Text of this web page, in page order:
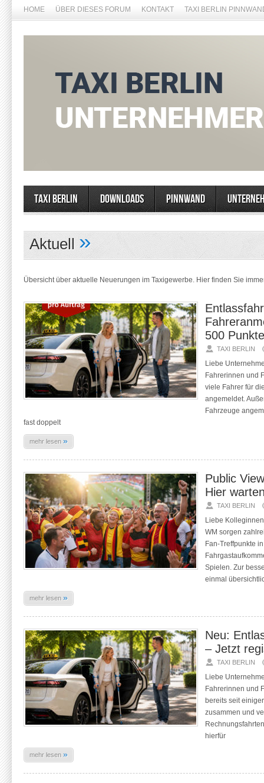
HOME ÜBER DIESES FORUM KONTAKT TAXI BERLIN
Taxi Berlin Downloads Pinnwand
Aktuell »
Übersicht über aktuelle Neuerungen im Taxigewerbe. Hier finden Sie
500
TAXI BERLIN
Liebe
Fahrerinnen und
viele Fahrer für
angemeldet.
Fahrzeuge
fast doppelt
mehr lesen »
Public
Hier
TAXI BERLIN
Liebe
WM sorgen
Fan-Treffpunkte
Spielen. Zur
einmal
mehr lesen »
Neu:
– Jetzt
TAXI BERLIN
Liebe
Fahrerinnen und
bereits seit
zusammen und
hierfür
mehr lesen »